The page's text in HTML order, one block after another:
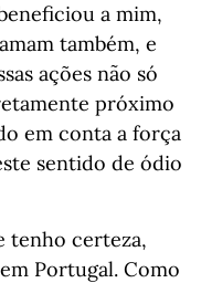
a mim,
também, e
ações não só
próximo
em conta a força
sentido de ódio
tenho certeza,
Portugal. Como